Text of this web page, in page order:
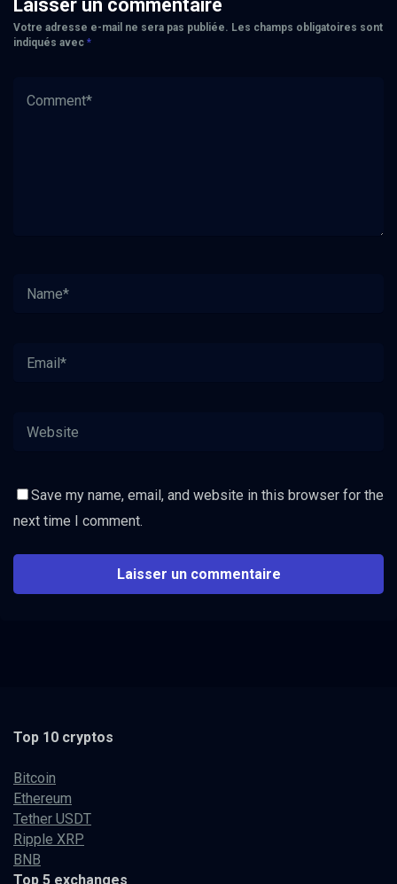
Laisser un commentaire
Votre adresse e-mail ne sera pas publiée. Les champs obligatoires sont
indiqués avec *
Save my name, email, and website in this browser for the
next time I comment.
Top 10 cryptos
Bitcoin
Ethereum
Tether USDT
Ripple XRP
BNB
Top 5 exchanges